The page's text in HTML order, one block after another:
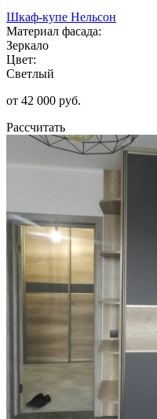
Шкаф-купе Нельсон
Материал фасада:
Зеркало
Цвет:
Светлый
от 42 000 руб.
Рассчитать